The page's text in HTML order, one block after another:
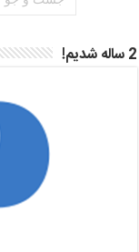
2 ساله شدیم!